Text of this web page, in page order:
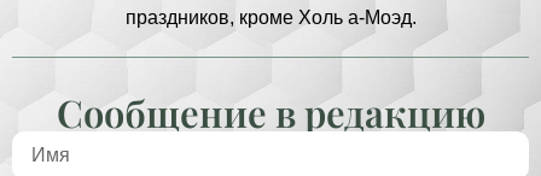
праздников, кроме Холь а-Моэд.
Сообщение в редакцию